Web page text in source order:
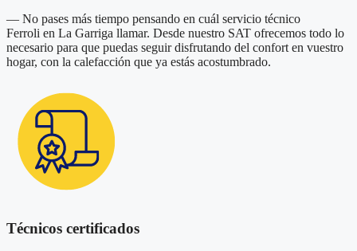
— No pases más tiempo pensando en cuál servicio técnico
Ferroli en La Garriga llamar. Desde nuestro SAT ofrecemos todo lo
necesario para que puedas seguir disfrutando del confort en vuestro
hogar, con la calefacción que ya estás acostumbrado.
Técnicos certificados